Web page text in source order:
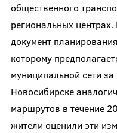
общественного
региональных
документ
которому
муниципальной сети
Новосибирске
маршрутов в течение
жители оценили эти